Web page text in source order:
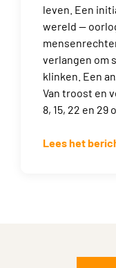
leven. Een
wereld —
verlangen om
klinken. Een
Van troost en
8, 15, 22 en 29
Lees het